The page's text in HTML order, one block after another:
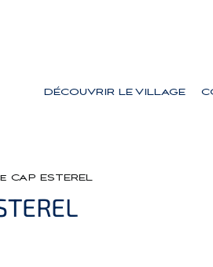
DÉCOUVRIR LE VILLAGE
ESTEREL